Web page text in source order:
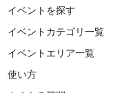
イベントを探す
イベントカテゴリ一覧
イベントエリア一覧
使い方